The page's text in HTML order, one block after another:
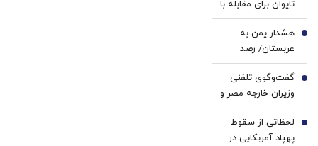
وارد
بازار
ایران
شد
ایران
رونمایی
شد
تایوان برای مقابله با
تهاجم چین/
نیویورک تایمز:
گشت‌های مکرر
چین، تهدید نظامی
علیه تایوان را
افزایش داده است
هشدار یمن به
عربستان/ رصد
دقیق تحرکات
افسران سعودی
ادامه دارد
2
گفت‌وگوی تلفنی
وزیران خارجه مصر و
ترکیه درباره
تحولات منطقه‌ای
3
لحظاتی از سقوط
پهپاد آمریکایی در
4